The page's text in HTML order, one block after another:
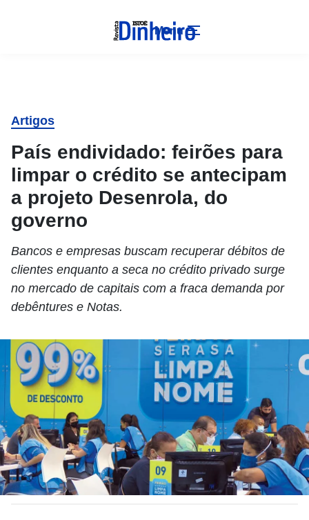
Menu
Artigos
País endividado: feirões para
limpar o crédito se antecipam
a projeto Desenrola, do
governo
Bancos e empresas buscam recuperar débitos de
clientes enquanto a seca no crédito privado surge
no mercado de capitais com a fraca demanda por
debêntures e Notas.